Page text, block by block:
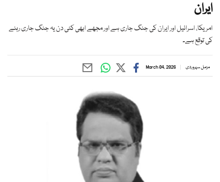
ایران
امریکا، اسرائیل اور ایران کی جنگ جاری ہے اور مجھے ابھی کئی دن یہ جنگ جاری رہنے
کی توقع ہے۔
مزمل سہروردی March 04, 2026